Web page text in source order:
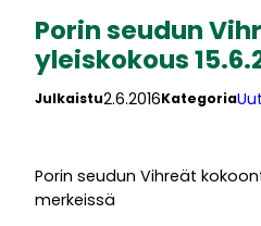
Porin seudun
yleiskokous
Julkaistu2.6.2016Kategoria
Porin seudun Vihreät
merkeissä